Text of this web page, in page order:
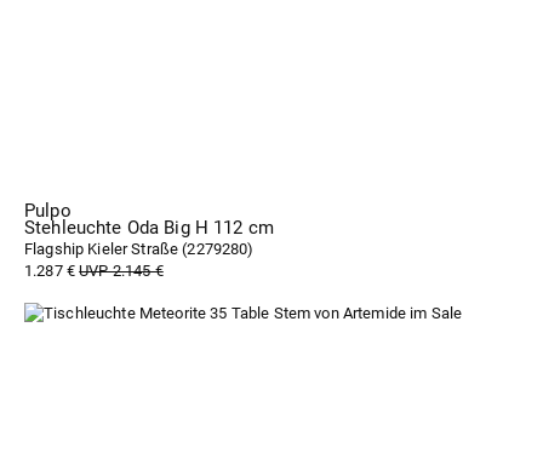
Pulpo
Stehleuchte Oda Big H 112 cm
Flagship Kieler Straße (2279280)
1.287 €UVP 2.145 €